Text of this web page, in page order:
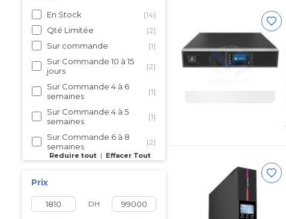
En Stock [14]
Qté Limitée [2]
Sur commande [1]
Sur Commande 10 à 15
jours
[2]
Sur Commande 4 à 6
semaines
[1]
Sur Commande 4 à 5
semaines
[1]
Sur Commande 6 à 8
semaines
[2]
Non disponible [4]
Reduire tout | Effacer Tout
Prix
DH